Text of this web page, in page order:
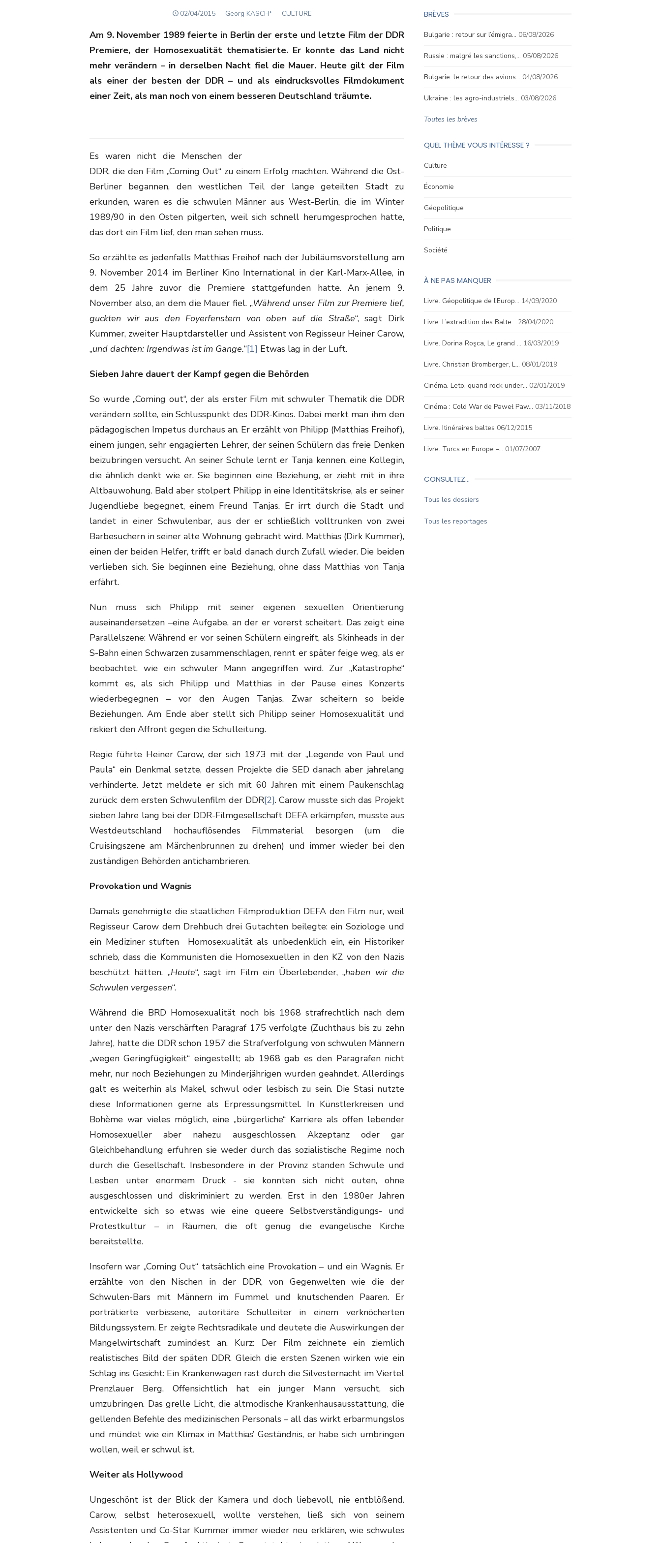
POSTED
02/04/2015 Author
Georg KASCH* CULTURE
Am 9. November 1989 feierte in Berlin der erste und letzte Film der DDR
Premiere, der Homosexualität thematisierte. Er konnte das Land nicht
mehr verändern – in derselben Nacht fiel die Mauer. Heute gilt der Film
als einer der besten der DDR – und als eindrucksvolles Filmdokument
einer Zeit, als man noch von einem besseren Deutschland träumte.
Es waren nicht die Menschen der
DDR, die den Film „Coming Out“ zu einem Erfolg machten. Während die Ost-
Berliner begannen, den westlichen Teil der lange geteilten Stadt zu
erkunden, waren es die schwulen Männer aus West-Berlin, die im Winter
1989/90 in den Osten pilgerten, weil sich schnell herumgesprochen hatte,
das dort ein Film lief, den man sehen muss.
So erzählte es jedenfalls Matthias Freihof nach der Jubiläumsvorstellung am
9. November 2014 im Berliner Kino International in der Karl-Marx-Allee, in
dem 25 Jahre zuvor die Premiere stattgefunden hatte. An jenem 9.
November also, an dem die Mauer fiel. „Während unser Film zur Premiere lief,
guckten wir aus den Foyerfenstern von oben auf die Straße“, sagt Dirk
Kummer, zweiter Hauptdarsteller und Assistent von Regisseur Heiner Carow,
„und dachten: Irgendwas ist im Gange.“[1] Etwas lag in der Luft.
Sieben Jahre dauert der Kampf gegen die Behörden
So wurde „Coming out“, der als erster Film mit schwuler Thematik die DDR
verändern sollte, ein Schlusspunkt des DDR-Kinos. Dabei merkt man ihm den
pädagogischen Impetus durchaus an. Er erzählt von Philipp (Matthias Freihof),
einem jungen, sehr engagierten Lehrer, der seinen Schülern das freie Denken
beizubringen versucht. An seiner Schule lernt er Tanja kennen, eine Kollegin,
die ähnlich denkt wie er. Sie beginnen eine Beziehung, er zieht mit in ihre
Altbauwohung. Bald aber stolpert Philipp in eine Identitätskrise, als er seiner
Jugendliebe begegnet, einem Freund Tanjas. Er irrt durch die Stadt und
landet in einer Schwulenbar, aus der er schließlich volltrunken von zwei
Barbesuchern in seiner alte Wohnung gebracht wird. Matthias (Dirk Kummer),
einen der beiden Helfer, trifft er bald danach durch Zufall wieder. Die beiden
verlieben sich. Sie beginnen eine Beziehung, ohne dass Matthias von Tanja
erfährt.
Nun muss sich Philipp mit seiner eigenen sexuellen Orientierung
auseinandersetzen –eine Aufgabe, an der er vorerst scheitert. Das zeigt eine
Parallelszene: Während er vor seinen Schülern eingreift, als Skinheads in der
S-Bahn einen Schwarzen zusammenschlagen, rennt er später feige weg, als er
beobachtet, wie ein schwuler Mann angegriffen wird. Zur „Katastrophe“
kommt es, als sich Philipp und Matthias in der Pause eines Konzerts
wiederbegegnen – vor den Augen Tanjas. Zwar scheitern so beide
Beziehungen. Am Ende aber stellt sich Philipp seiner Homosexualität und
riskiert den Affront gegen die Schulleitung.
Regie führte Heiner Carow, der sich 1973 mit der „Legende von Paul und
Paula“ ein Denkmal setzte, dessen Projekte die SED danach aber jahrelang
verhinderte. Jetzt meldete er sich mit 60 Jahren mit einem Paukenschlag
zurück: dem ersten Schwulenfilm der DDR[2]. Carow musste sich das Projekt
sieben Jahre lang bei der DDR-Filmgesellschaft DEFA erkämpfen, musste aus
Westdeutschland hochauflösendes Filmmaterial besorgen (um die
Cruisingszene am Märchenbrunnen zu drehen) und immer wieder bei den
zuständigen Behörden antichambrieren.
Provokation und Wagnis
Damals genehmigte die staatlichen Filmproduktion DEFA den Film nur, weil
Regisseur Carow dem Drehbuch drei Gutachten beilegte: ein Soziologe und
ein Mediziner stuften Homosexualität als unbedenklich ein, ein Historiker
schrieb, dass die Kommunisten die Homosexuellen in den KZ von den Nazis
beschützt hätten. „Heute“, sagt im Film ein Überlebender, „haben wir die
Schwulen vergessen“.
Während die BRD Homosexualität noch bis 1968 strafrechtlich nach dem
unter den Nazis verschärften Paragraf 175 verfolgte (Zuchthaus bis zu zehn
Jahre), hatte die DDR schon 1957 die Strafverfolgung von schwulen Männern
„wegen Geringfügigkeit“ eingestellt; ab 1968 gab es den Paragrafen nicht
mehr, nur noch Beziehungen zu Minderjährigen wurden geahndet. Allerdings
galt es weiterhin als Makel, schwul oder lesbisch zu sein. Die Stasi nutzte
diese Informationen gerne als Erpressungsmittel. In Künstlerkreisen und
Bohème war vieles möglich, eine „bürgerliche“ Karriere als offen lebender
Homosexueller aber nahezu ausgeschlossen. Akzeptanz oder gar
Gleichbehandlung erfuhren sie weder durch das sozialistische Regime noch
durch die Gesellschaft. Insbesondere in der Provinz standen Schwule und
Lesben unter enormem Druck - sie konnten sich nicht outen, ohne
ausgeschlossen und diskriminiert zu werden. Erst in den 1980er Jahren
entwickelte sich so etwas wie eine queere Selbstverständigungs- und
Protestkultur – in Räumen, die oft genug die evangelische Kirche
bereitstellte.
Insofern war „Coming Out“ tatsächlich eine Provokation – und ein Wagnis. Er
erzählte von den Nischen in der DDR, von Gegenwelten wie die der
Schwulen-Bars mit Männern im Fummel und knutschenden Paaren. Er
porträtierte verbissene, autoritäre Schulleiter in einem verknöcherten
Bildungssystem. Er zeigte Rechtsradikale und deutete die Auswirkungen der
Mangelwirtschaft zumindest an. Kurz: Der Film zeichnete ein ziemlich
realistisches Bild der späten DDR. Gleich die ersten Szenen wirken wie ein
Schlag ins Gesicht: Ein Krankenwagen rast durch die Silvesternacht im Viertel
Prenzlauer Berg. Offensichtlich hat ein junger Mann versucht, sich
umzubringen. Das grelle Licht, die altmodische Krankenhausausstattung, die
gellenden Befehle des medizinischen Personals – all das wirkt erbarmungslos
und mündet wie ein Klimax in Matthias’ Geständnis, er habe sich umbringen
wollen, weil er schwul ist.
Weiter als Hollywood
Ungeschönt ist der Blick der Kamera und doch liebevoll, nie entblößend.
Carow, selbst heterosexuell, wollte verstehen, ließ sich von seinem
Assistenten und Co-Star Kummer immer wieder neu erklären, wie schwules
BRÈVES
Bulgarie : retour sur l’émigra… 06/08/2026
Russie : malgré les sanctions,… 05/08/2026
Bulgarie: le retour des avions… 04/08/2026
Ukraine : les agro-industriels… 03/08/2026
Toutes les brèves
QUEL THÈME VOUS INTÉRESSE ?
Culture
Économie
Géopolitique
Politique
Société
À NE PAS MANQUER
Livre. Géopolitique de l’Europ… 14/09/2020
Livre. L’extradition des Balte… 28/04/2020
Livre. Dorina Roşca, Le grand … 16/03/2019
Livre. Christian Bromberger, L… 08/01/2019
Cinéma. Leto, quand rock under… 02/01/2019
Cinéma : Cold War de Paweł Paw… 03/11/2018
Livre. Itinéraires baltes 06/12/2015
Livre. Turcs en Europe –… 01/07/2007
CONSULTEZ…
Tous les dossiers
Tous les reportages